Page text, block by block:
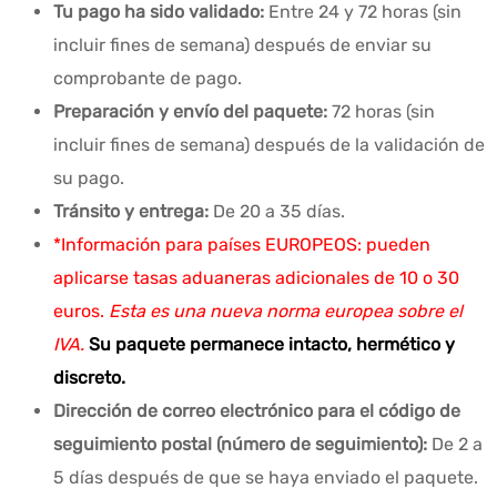
Tu pago ha sido validado: Entre 24 y 72 horas (sin
incluir fines de semana) después de enviar su
comprobante de pago.
Preparación y envío del paquete: 72 horas (sin
incluir fines de semana) después de la validación de
su pago.
Tránsito y entrega: De 20 a 35 días.
*Información para países EUROPEOS: pueden
aplicarse tasas aduaneras adicionales de 10 o 30
euros. Esta es una nueva norma europea sobre el
IVA. Su paquete permanece intacto, hermético y
discreto.
Dirección de correo electrónico para el código de
seguimiento postal (número de seguimiento): De 2 a
5 días después de que se haya enviado el paquete.